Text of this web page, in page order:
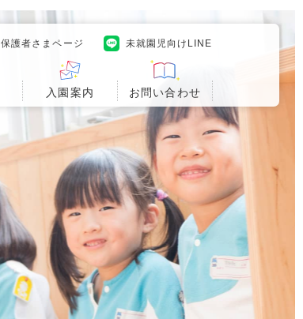
保護者さまページ 未就園児向けLINE
入園案内 お問い合わせ